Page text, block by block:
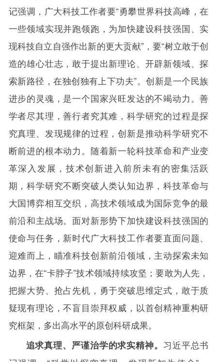
记强调，广大科技工作者要“勇攀世界科技高峰，在
一些领域实现并跑领跑，为加快建设科技强国、实
现科技自立自强作出新的更大贡献”，要“树立敢于创
造的雄心壮志，敢于提出新理论、开辟新领域、探
索新路径，在独创独有上下功夫”。创新是一个民族
进步的灵魂，是一个国家兴旺发达的不竭动力。善
学者尽其理，善行者究其难，科学研究的过程是探
究真理、发现规律的过程，创新是推动科学研究不
断前进的根本动力。随着新一轮科技革命和产业变
革深入发展，技术创新进入前所未有的密集活跃
期，科学研究不断突破人类认知边界，科技革命与
大国博弈相互交织，高技术领域成为国际竞争的最
前沿和主战场。面对新形势下加快建设科技强国的
使命与任务，新时代广大科技工作者要直面问题、
迎难而上，瞄准科技创新前沿领域，主动探索未知
边界，在“卡脖子”技术领域持续攻坚；要敢为人先，
把握大势、抢占先机，勇于突破思维定式，敢于质
疑现有理论，不盲目崇拜权威，以首创精神重构研
究框架，多出高水平的原创科研成果。
追求真理、严谨治学的求实精神。 习近平总书